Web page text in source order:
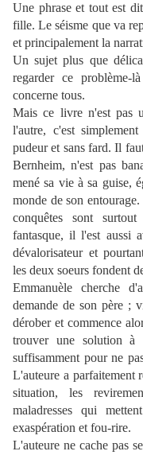
Une phrase et tout est
fille. Le séisme que va
et principalement la
Un sujet plus que
regarder ce
concerne tous.
Mais ce livre n'est pas
l'autre, c'est
pudeur et sans fard. Il
Bernheim, n'est pas
mené sa vie à sa guise,
monde de son
conquêtes sont surtout
fantasque, il l'est aussi
dévalorisateur et
les deux soeurs fondent
Emmanuèle cherche
demande de son père ;
dérober et commence
trouver une solution à
suffisamment pour ne
L'auteure a parfaitement
situation, les
maladresses qui
exaspération et fou-rire.
L'auteure ne cache pas